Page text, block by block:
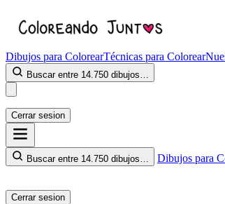
Dibujos para ColorearTécnicas para Colorear
Buscar entre 14.750 dibujos…
Cerrar sesion
Buscar entre 14.750 dibujos… Dibujos para
Cerrar sesion